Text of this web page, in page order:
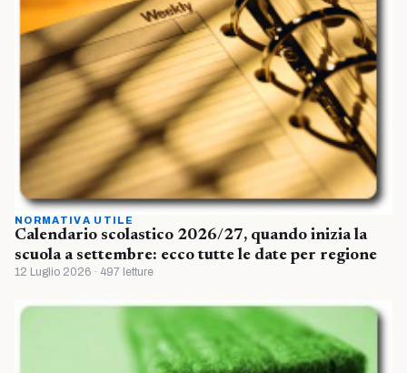
NORMATIVA UTILE
Calendario scolastico 2026/27, quando inizia la
scuola a settembre: ecco tutte le date per regione
12 Luglio 2026 · 497 letture